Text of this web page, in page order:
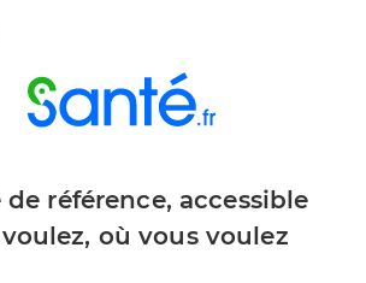
de référence, accessible
où vous voulez